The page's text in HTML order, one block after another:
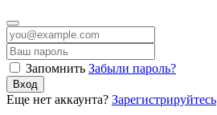
Запомнить Забыли пароль?
Вход
Еще нет аккаунта? Зарегистрируйтесь